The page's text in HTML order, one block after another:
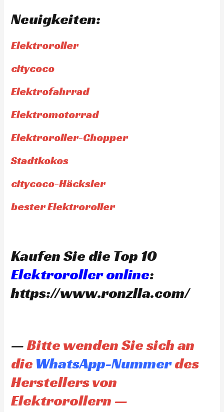
Neuigkeiten:
Elektroroller
citycoco
Elektrofahrrad
Elektromotorrad
Elektroroller-Chopper
Stadtkokos
citycoco-Häcksler
bester Elektroroller
Kaufen Sie die Top 10
Elektroroller online:
https://www.ronzlla.com/
—Bitte wenden Sie sich an
die WhatsApp-Nummerdes
Herstellers von
Elektrorollern —